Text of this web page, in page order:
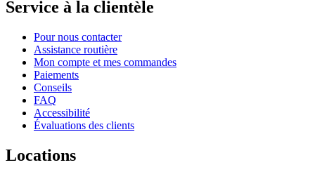
Service à la clientèle
Pour nous contacter
Assistance routière
Mon compte et mes commandes
Paiements
Conseils
FAQ
Accessibilité
Évaluations des clients
Locations